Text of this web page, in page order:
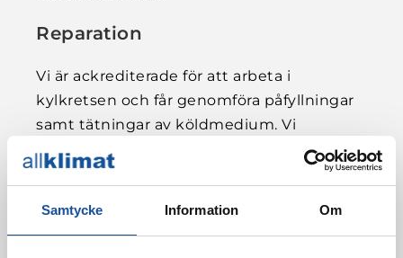
Samtycke Information Om
Reparation
Vi är ackrediterade för att arbeta i
kylkretsen och får genomföra påfyllningar
samt tätningar av köldmedium. Vi
samarbetar med alla kända leverantörer
och kan få fram reservdelar till